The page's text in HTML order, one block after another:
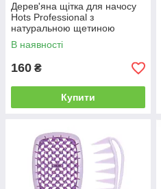
Дерев'яна щітка для начосу
Hots Professional з
натуральною щетиною
(HP9212)
В наявності
160 ₴
Купити